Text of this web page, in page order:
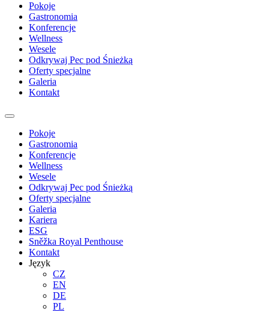
Pokoje
Gastronomia
Konferencje
Wellness
Wesele
Odkrywaj Pec pod Śnieżką
Oferty specjalne
Galeria
Kontakt
Pokoje
Gastronomia
Konferencje
Wellness
Wesele
Odkrywaj Pec pod Śnieżką
Oferty specjalne
Galeria
Kariera
ESG
Sněžka Royal Penthouse
Kontakt
Język
CZ
EN
DE
PL